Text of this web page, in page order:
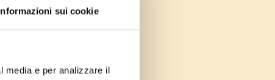
sui cookie
media e per analizzare il